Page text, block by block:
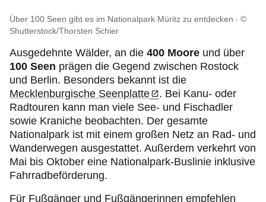
Über 100 Seen gibt es im Nationalpark Müritz zu entdecken
©
Shutterstock/Thorsten Schier
Ausgedehnte Wälder, an die 400 Moore und über
100 Seen prägen die Gegend zwischen Rostock
und Berlin. Besonders bekannt ist die
Mecklenburgische Seenplatte
. Bei Kanu- oder
Radtouren kann man viele See- und Fischadler
sowie Kraniche beobachten. Der gesamte
Nationalpark ist mit einem großen Netz an Rad- und
Wanderwegen ausgestattet. Außerdem verkehrt von
Mai bis Oktober eine Nationalpark-Buslinie inklusive
Fahrradbeförderung.
Für Fußgänger und Fußgängerinnen empfehlen